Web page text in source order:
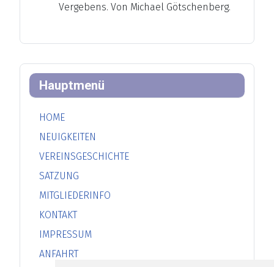
Hauptmenü
HOME
NEUIGKEITEN
VEREINSGESCHICHTE
SATZUNG
MITGLIEDERINFO
KONTAKT
IMPRESSUM
ANFAHRT
Vergebens. Von Michael Götschenberg.